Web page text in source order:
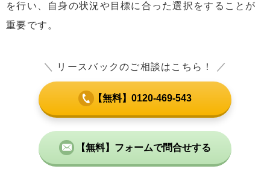
を行い、自身の状況や目標に合った選択をすることが
重要です。
＼ リースバックのご相談はこちら！ ／
【無料】0120-469-543
【無料】フォームで問合せする